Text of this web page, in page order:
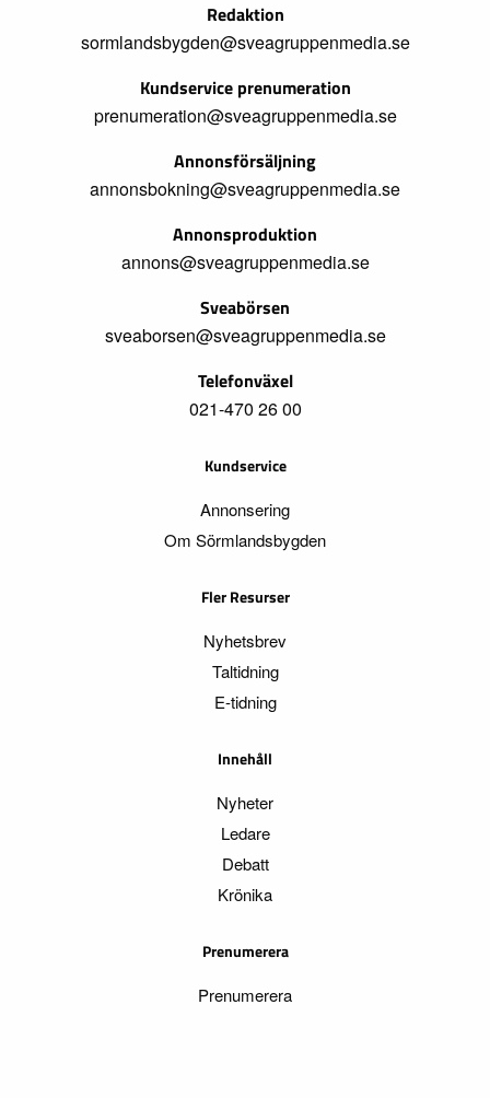
Redaktion
sormlandsbygden@sveagruppenmedia.se
Kundservice prenumeration
prenumeration@sveagruppenmedia.se
Annonsförsäljning
annonsbokning@sveagruppenmedia.se
Annonsproduktion
annons@sveagruppenmedia.se
Sveabörsen
sveaborsen@sveagruppenmedia.se
Telefonväxel
021-470 26 00
Kundservice
Annonsering
Om Sörmlandsbygden
Fler Resurser
Nyhetsbrev
Taltidning
E-tidning
Innehåll
Nyheter
Ledare
Debatt
Krönika
Prenumerera
Prenumerera